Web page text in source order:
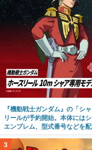
『機動戦士ガンダム』の「シ
リールが予約開始。本体には
エンブレム、型式番号などを
3